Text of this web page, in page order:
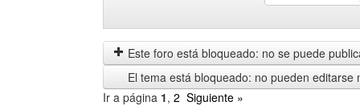
mensajes
anteriores
by
Este foro está bloqueado: no se puede
El tema está bloqueado: no pueden editarse
Ir a página 1, 2 Siguiente »